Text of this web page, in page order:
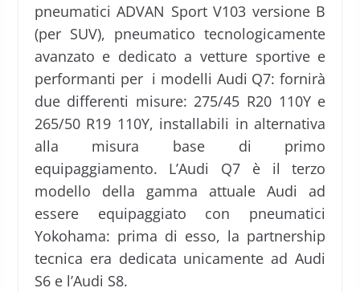
pneumatici ADVAN Sport V103 versione B
(per SUV), pneumatico tecnologicamente
avanzato e dedicato a vetture sportive e
performanti per i modelli Audi Q7: fornirà
due differenti misure: 275/45 R20 110Y e
265/50 R19 110Y, installabili in alternativa
alla misura base di primo
equipaggiamento. L’Audi Q7 è il terzo
modello della gamma attuale Audi ad
essere equipaggiato con pneumatici
Yokohama: prima di esso, la partnership
tecnica era dedicata unicamente ad Audi
S6 e l’Audi S8.